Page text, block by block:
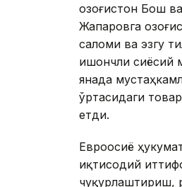
Қозоғистон Бош
Жапаровга
саломи ва эзгу
ишончли сиёсий
янада
ўртасидаги
етди.
Евроосиё
иқтисодий
чуқурлаштириш,